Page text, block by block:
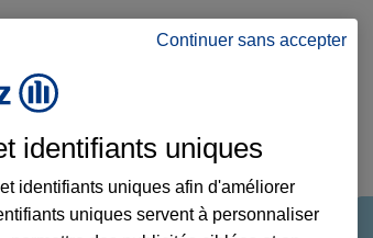
Continuer sans accepter
identifiants uniques
identifiants uniques afin d'améliorer
uniques servent à personnaliser